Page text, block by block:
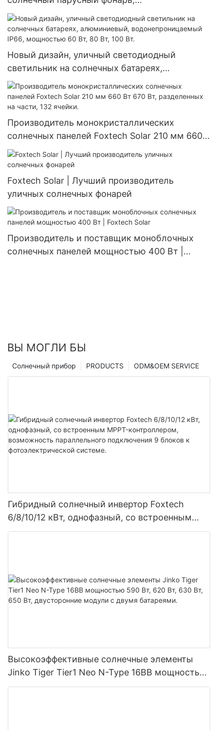
водонепроницаемая лампа
Новый дизайн, уличный светодиодный
светильник на солнечных батареях,
алюминиевый, водонепроницаемый IP66,
мощностью 60 Вт, 80 Вт, 100 Вт.
Производитель монокристаллических
солнечных панелей Foxtech Solar 210 мм 660
Вт 670 Вт, разделенных на части, 132 ячейки.
Foxtech Solar | Лучший производитель
уличных солнечных фонарей
Производитель и поставщик моноблочных
солнечных панелей мощностью 400 Вт |
ВЫ МОГЛИ БЫ
ODM&OEM SERVICE
PRODUCTS
Солнечный прибор
Гибридный солнечный инвертор Foxtech
6/8/10/12 кВт, однофазный, со встроенным
MPPT-контроллером, возможность
Высокоэффективные солнечные элементы
Jinko Tiger Tier1 Neo N-Type 16BB мощностью
590 Вт, 620 Вт, 630 Вт, 650 Вт, двусторонние